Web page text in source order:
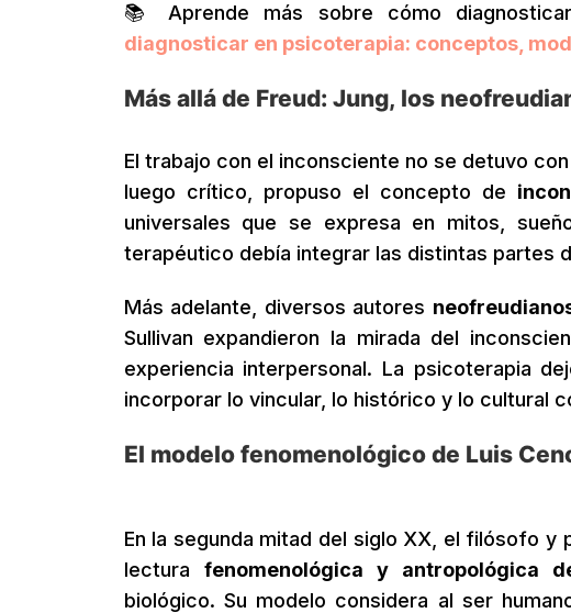
📚 Aprende más sobre cómo
diagnosticar en psicoterapia: conceptos,
Más allá de Freud: Jung, los
El trabajo con el inconsciente no se detuvo
luego crítico, propuso el concepto de
universales que se expresa en mitos,
terapéutico debía integrar las distintas partes
Más adelante, diversos autores
Sullivan expandieron la mirada del
experiencia interpersonal. La psicoterapia
incorporar lo vincular, lo histórico y lo cultural
El modelo fenomenológico de Luis
En la segunda mitad del siglo XX, el filósofo y
lectura fenomenológica y antropológica
biológico. Su modelo considera al ser